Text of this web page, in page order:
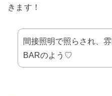
きます！
間接照明で照らされ、
BARのよう♡